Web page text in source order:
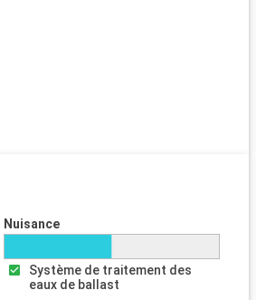
Nuisance
Système de traitement des
eaux de ballast